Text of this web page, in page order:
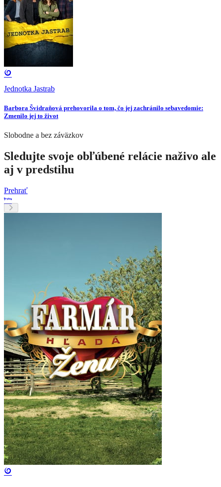
Jednotka Jastrab
Barbora Švidraňová prehovorila o tom, čo jej zachránilo sebavedomie:
Zmenilo jej to život
Slobodne a bez záväzkov
Sledujte svoje obľúbené relácie naživo ale
aj v predstihu
Prehrať